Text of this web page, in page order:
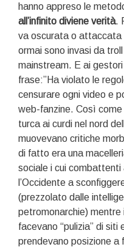
hanno appreso le
all’infinito diviene verità.
va oscurata o attaccata
ormai sono invasi da
mainstream. E ai
frase:”Ha violato le
censurare ogni video e
web-fanzine. Così come
turca ai curdi nel nord
muovevano critiche
di fatto era una
sociale i cui
l’Occidente a
(prezzolato dalle
petromonarchie)
facevano “pulizia” di
prendevano posizione